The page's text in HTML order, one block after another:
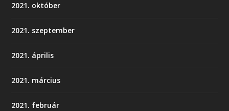
2021. október
2021. szeptember
2021. április
2021. március
2021. február